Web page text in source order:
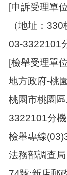
[申訴受理單
（地址：
03-3322101
[檢舉受理單
地方政府-桃
桃園市桃園
3322101分
檢舉專線
法務部調查